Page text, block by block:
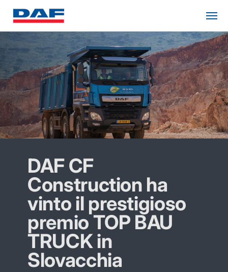
DAF CF
Construction ha
vinto il prestigioso
premio TOP BAU
TRUCK in
Slovacchia